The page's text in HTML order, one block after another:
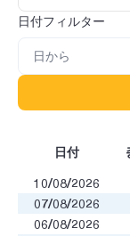
日付フィルター
日付
10/08/2026
07/08/2026
06/08/2026